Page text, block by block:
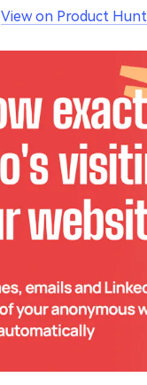
View on Product Hunt